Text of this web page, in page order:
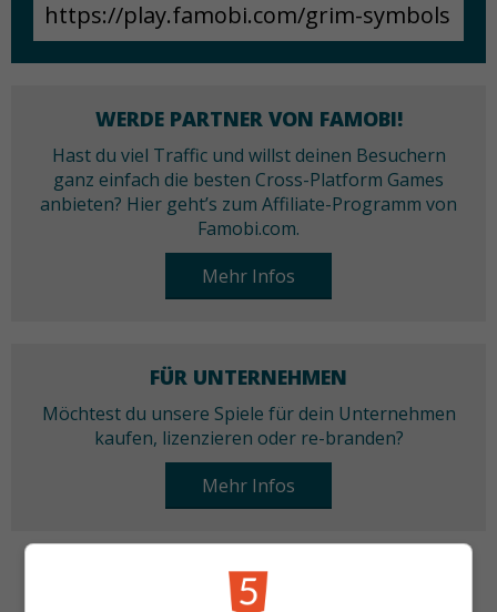
WERDE PARTNER VON FAMOBI!
Hast du viel Traffic und willst deinen Besuchern
ganz einfach die besten Cross-Platform Games
anbieten? Hier geht’s zum Affiliate-Programm von
Famobi.com.
Mehr Infos
FÜR UNTERNEHMEN
Möchtest du unsere Spiele für dein Unternehmen
kaufen, lizenzieren oder re-branden?
Mehr Infos
KATEGORIEN